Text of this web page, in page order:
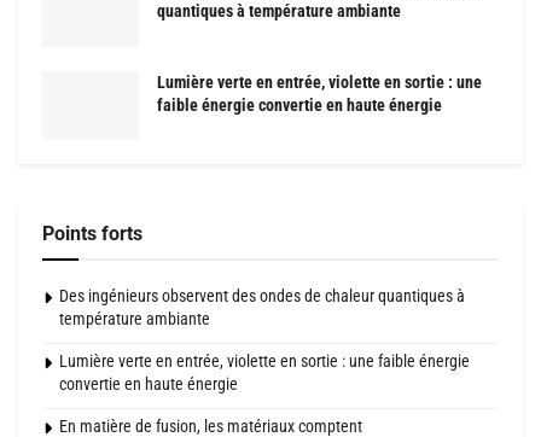
quantiques à température ambiante
Lumière verte en entrée, violette en sortie : une
faible énergie convertie en haute énergie
Points forts
Des ingénieurs observent des ondes de chaleur quantiques à
température ambiante
Lumière verte en entrée, violette en sortie : une faible énergie
convertie en haute énergie
En matière de fusion, les matériaux comptent